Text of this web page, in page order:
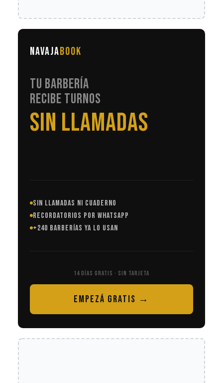
NAVAJABOOK
TU BARBERÍA
RECIBE TURNOS
EN AUTOMÁTICO
SIN LLAMADAS NI CUADERNO
RECORDATORIOS POR WHATSAPP
+240 BARBERÍAS YA LO USAN
14 DÍAS GRATIS · SIN TARJETA
EMPEZÁ GRATIS →